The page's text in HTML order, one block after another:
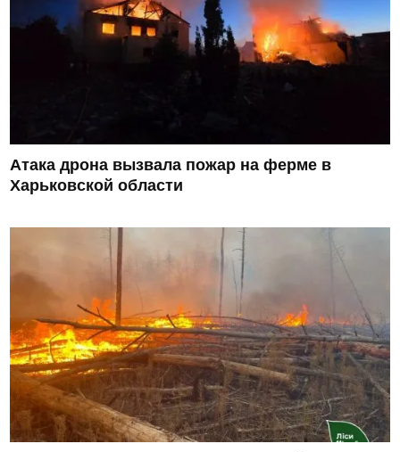
Атака дрона вызвала пожар на ферме в
Харьковской области